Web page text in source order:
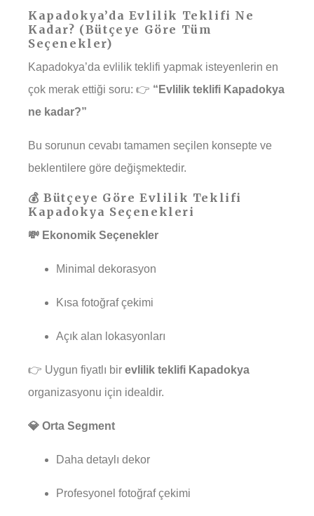
Kapadokya’da Evlilik Teklifi Ne
Kadar? (Bütçeye Göre Tüm
Seçenekler)
Kapadokya’da evlilik teklifi yapmak isteyenlerin en
çok merak ettiği soru: 👉 “Evlilik teklifi Kapadokya
ne kadar?”
Bu sorunun cevabı tamamen seçilen konsepte ve
beklentilere göre değişmektedir.
💰 Bütçeye Göre Evlilik Teklifi
Kapadokya Seçenekleri
💸 Ekonomik Seçenekler
Minimal dekorasyon
Kısa fotoğraf çekimi
Açık alan lokasyonları
👉 Uygun fiyatlı bir evlilik teklifi Kapadokya
organizasyonu için idealdir.
💎 Orta Segment
Daha detaylı dekor
Profesyonel fotoğraf çekimi